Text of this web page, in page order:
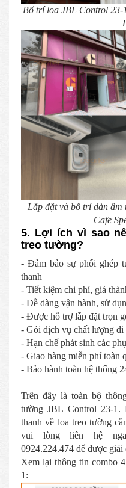
Bố trí loa JBL Control 23-
Lắp đặt và bố trí dàn âm
Cafe
5. Lợi ích vì sao
treo tường?
- Đảm bảo sự phối ghép
thanh
- Tiết kiệm chi phí, giá
- Dễ dàng vận hành, sử
- Được hỗ trợ lắp đặt trọn
- Gói dịch vụ chất lượng đi
- Hạn chế phát sinh các
- Giao hàng miễn phí toàn
- Bảo hành toàn hệ thống
Trên đây là toàn bộ
tường JBL Control 23-1.
thanh về loa treo tường
vui lòng liên hệ
0924.224.474 để được giải
Xem lại thông tin combo
1: